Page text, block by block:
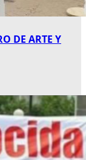
DE ARTE Y